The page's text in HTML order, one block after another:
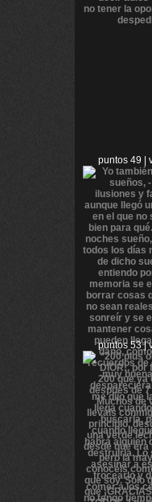
puntos 49 |
puntos 53 |